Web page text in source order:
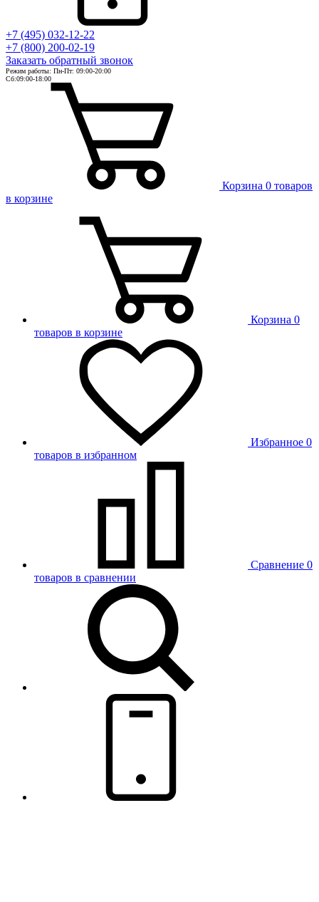
+7 (495) 032-12-22
+7 (800) 200-02-19
Заказать обратный звонок
Режим работы: Пн-Пт: 09:00-20:00
Сб:09:00-18:00
Корзина 0 товаров
в корзине
Корзина 0
товаров в корзине
Избранное 0
товаров в избранном
Сравнение 0
товаров в сравнении